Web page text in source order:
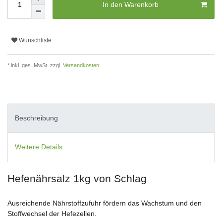
In den Warenkorb
Wunschliste
* inkl. ges. MwSt. zzgl. Versandkosten
Beschreibung
Weitere Details
Hefenährsalz 1kg von Schlag
Ausreichende Nährstoffzufuhr fördern das Wachstum und den
Stoffwechsel der Hefezellen.